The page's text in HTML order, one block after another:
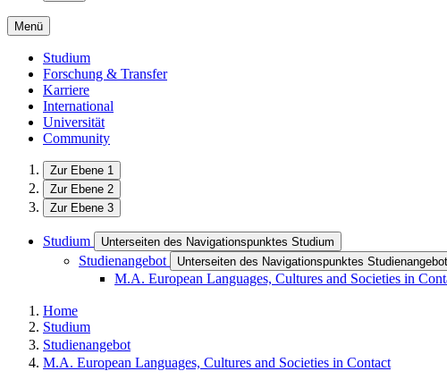
Menü
Studium
Forschung & Transfer
Karriere
International
Universität
Community
Zur Ebene 1
Zur Ebene 2
Zur Ebene 3
Studium Unterseiten des Navigationspunktes Studium
Studienangebot Unterseiten des Navigationspunktes Studienangebot
M.A. European Languages, Cultures and Societies in
Home
Studium
Studienangebot
M.A. European Languages, Cultures and Societies in Contact